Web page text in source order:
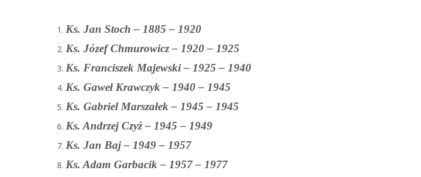
Ks. Jan Stoch – 1885 – 1920
Ks. Józef Chmurowicz – 1920 – 1925
Ks. Franciszek Majewski – 1925 – 1940
Ks. Gaweł Krawczyk – 1940 – 1945
Ks. Gabriel Marszałek – 1945 – 1945
Ks. Andrzej Czyż – 1945 – 1949
Ks. Jan Baj – 1949 – 1957
Ks. Adam Garbacik – 1957 – 1977